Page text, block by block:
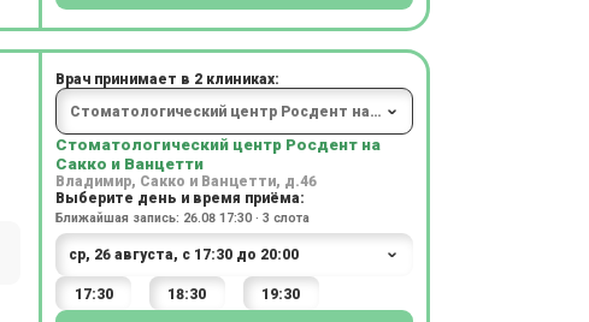
Врач принимает в 2 клиниках:
Стоматологический центр Росдент на
Сакко и Ванцетти
Владимир, Сакко и Ванцетти, д.46
Выберите день и время приёма:
Ближайшая запись: 26.08 17:30 · 3 слота
17:30 18:30 19:30